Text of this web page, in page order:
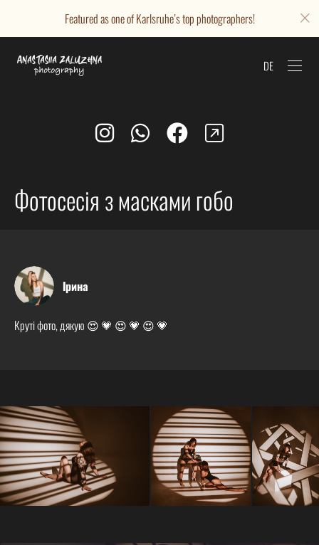
Featured as one of Karlsruhe’s top photographers!
DE
Фотосесія з масками гобо
Ірина
Круті фото, дякую 😍 💗 😍 💗 😍 💗